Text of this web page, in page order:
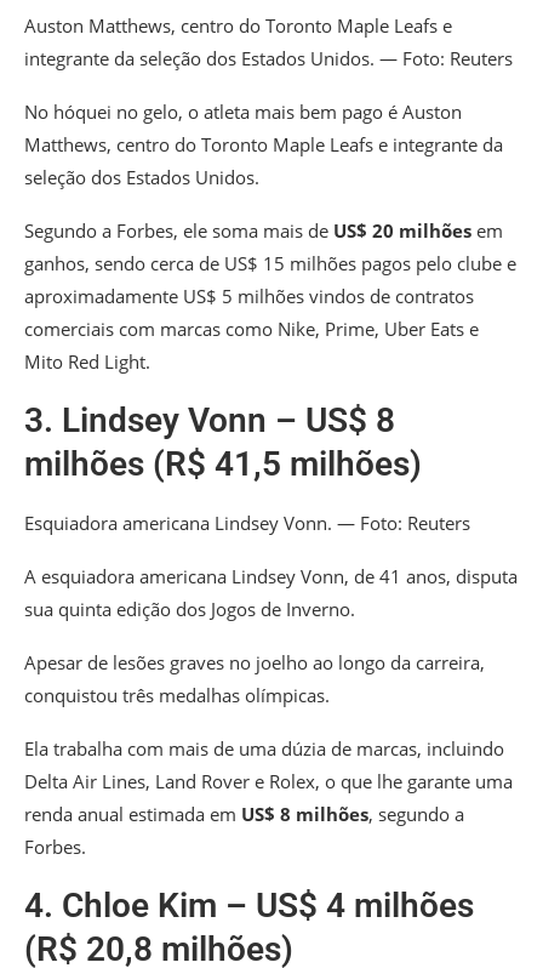
Auston Matthews, centro do Toronto Maple Leafs e
integrante da seleção dos Estados Unidos. — Foto: Reuters
No hóquei no gelo, o atleta mais bem pago é Auston
Matthews, centro do Toronto Maple Leafs e integrante da
seleção dos Estados Unidos.
Segundo a Forbes, ele soma mais de US$ 20 milhões em
ganhos, sendo cerca de US$ 15 milhões pagos pelo clube e
aproximadamente US$ 5 milhões vindos de contratos
comerciais com marcas como Nike, Prime, Uber Eats e
Mito Red Light.
3. Lindsey Vonn – US$ 8
milhões (R$ 41,5 milhões)
Esquiadora americana Lindsey Vonn. — Foto: Reuters
A esquiadora americana Lindsey Vonn, de 41 anos, disputa
sua quinta edição dos Jogos de Inverno.
Apesar de lesões graves no joelho ao longo da carreira,
conquistou três medalhas olímpicas.
Ela trabalha com mais de uma dúzia de marcas, incluindo
Delta Air Lines, Land Rover e Rolex, o que lhe garante uma
renda anual estimada em US$ 8 milhões, segundo a
Forbes.
4. Chloe Kim – US$ 4 milhões
(R$ 20,8 milhões)